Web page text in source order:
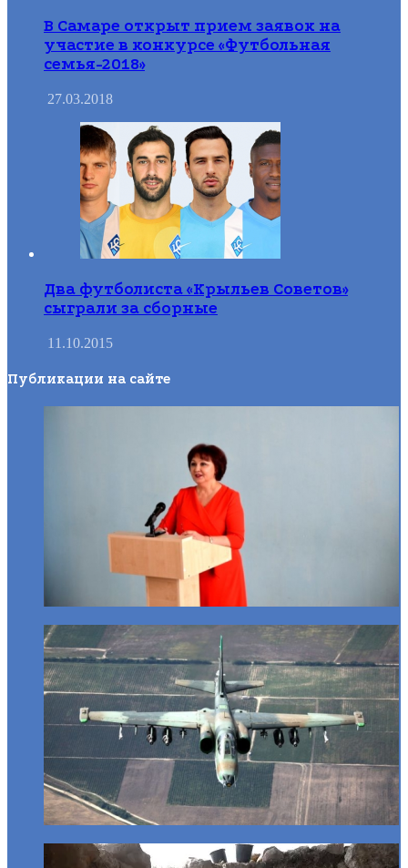
В Самаре открыт прием заявок на
участие в конкурсе «Футбольная
семья-2018»
27.03.2018
Два футболиста «Крыльев Советов»
сыграли за сборные
11.10.2015
Публикации на сайте